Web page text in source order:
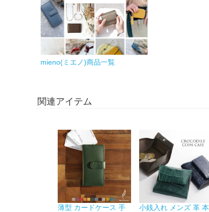
mieno(ミエノ)商品一覧
関連アイテム
薄型 カードケース 手
小銭入れ メンズ 革 本